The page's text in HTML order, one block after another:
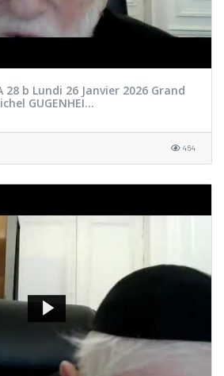
28 b Lundi 26 Janvier 2026 Grand
GUGENHEI...
464